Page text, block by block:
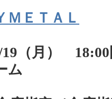
ＭＥＴＡＬ
19（月）
ム